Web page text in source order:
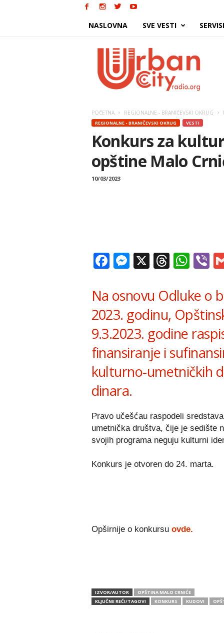
NASLOVNA SVE VESTI
POČETNA REGIONALNE - BRANIČEVSKI OKRUG
REGIONALNE - BRANIČEVSKI OKRUG VESTI
Konkurs za
opštine Malo
10/03/2023
Facebook
Messenger
X
Na osnovu Odluke o
2023. godinu,
9.3.2023. godine
finansiranje i
kulturno-umetničkih
dinara.
Pravo učešćau raspodeli
umetnička društva, čije je sedište
svojih programa neguju kulturni
Konkurs je otvoren do 24. marta.
Opširnije o konkursu ovde.
IZVOR/AUTOR
OPŠTINA MALO CRNIĆE
KLJUČNE REČI/TAGOVI
KONKURS KUDOVI